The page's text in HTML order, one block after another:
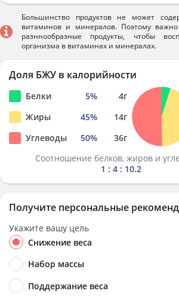
Большинство продуктов не может
витаминов и минералов. Поэтому
разннообразные продукты, чтобы
организма в витаминах и минералах.
Доля БЖУ в калорийности
Белки 5% 4г
Жиры
45% 14г
Углеводы
50% 36г
Соотношение белков, жиров и
1 : 4 : 10.2
Получите персональные
Укажите вашу цель
Снижение веса
Набор массы
Поддержание веса